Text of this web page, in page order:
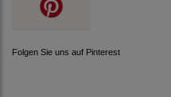
Folgen Sie uns auf Pinterest